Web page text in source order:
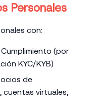
Personales
con:
(por
KYC/KYB)
de
virtuales,